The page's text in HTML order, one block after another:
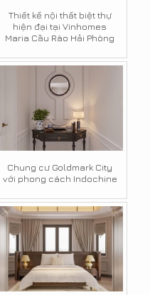
Thiết kế nội thất biệt thự
hiện đại tại Vinhomes
Maria Cầu Rào Hải Phòng
Chung cư Goldmark City
với phong cách Indochine